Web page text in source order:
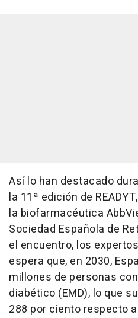
Así lo han destacado
la 11ª edición de
la biofarmacéutica
Sociedad Española de
el encuentro, los
espera que, en 2030,
millones de personas
diabético (EMD), lo que
288 por ciento respecto